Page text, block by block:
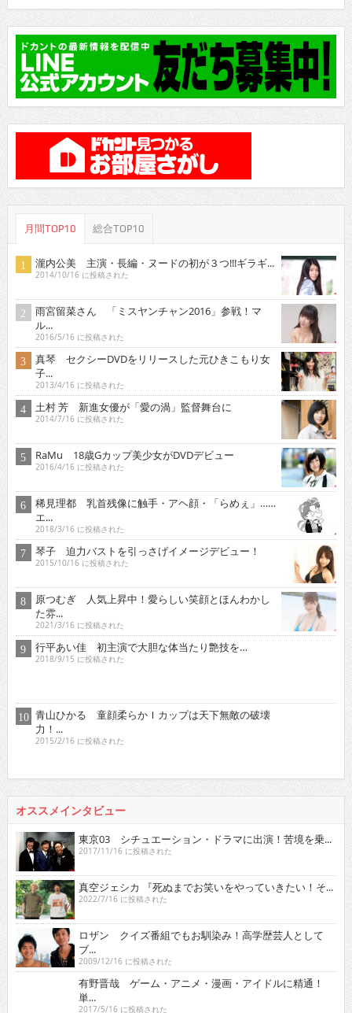
月間TOP10 総合TOP10
瀧内公美 主演・長編・ヌードの初が３つ!!!ギラギ...
2014/10/16 に投稿された
雨宮留菜さん 「ミスヤンチャン2016」参戦！マ
ル...
2016/5/16 に投稿された
真琴 セクシーDVDをリリースした元ひきこもり女
子...
2013/4/16 に投稿された
土村 芳 新進女優が「愛の渦」監督舞台に
2014/7/16 に投稿された
RaMu 18歳Gカップ美少女がDVDデビュー
2016/4/16 に投稿された
稀見理都 乳首残像に触手・アヘ顔・「らめぇ」……
エ...
2018/3/16 に投稿された
琴子 迫力バストを引っさげイメージデビュー！
2015/10/16 に投稿された
原つむぎ 人気上昇中！愛らしい笑顔とほんわかし
た雰...
2021/3/16 に投稿された
行平あい佳 初主演で大胆な体当たり艶技を…
2018/9/15 に投稿された
力！...
2015/2/16 に投稿された
東京03 シチュエーション・ドラマに出演！苦境を乗...
2017/11/16 に投稿された
真空ジェシカ 『死ぬまでお笑いをやっていきたい！そ...
ロザン クイズ番組でもお馴染み！高学歴芸人として
2009/12/16 に投稿された
有野晋哉 ゲーム・アニメ・漫画・アイドルに精通！
単...
2017/5/16 に投稿された
ゴー☆ジャス 『夢が叶うというのは直線ではなくい
ろ...